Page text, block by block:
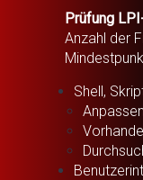
Prüfung
Anzahl der
Shell,